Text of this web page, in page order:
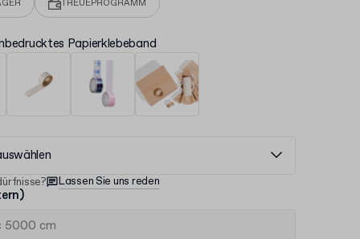
TREUEPROGRAMM
Papierklebeband
Lassen Sie uns reden